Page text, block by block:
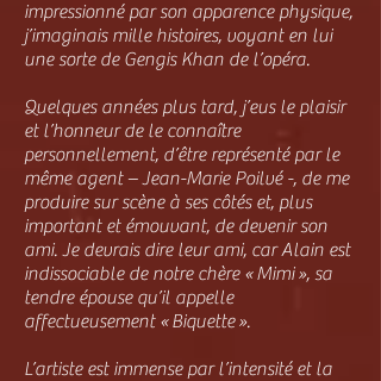
impressionné par son apparence physique,
j’imaginais mille histoires, voyant en lui
une sorte de Gengis Khan de l’opéra.
Quelques années plus tard, j’eus le plaisir
et l’honneur de le connaître
personnellement, d’être représenté par le
même agent – Jean-Marie Poilvé -, de me
produire sur scène à ses côtés et, plus
important et émouvant, de devenir son
ami. Je devrais dire leur ami, car Alain est
indissociable de notre chère « Mimi », sa
tendre épouse qu’il appelle
affectueusement « Biquette ».
L’artiste est immense par l’intensité et la